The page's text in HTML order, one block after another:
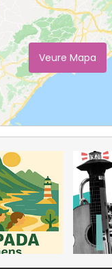
Veure Mapa